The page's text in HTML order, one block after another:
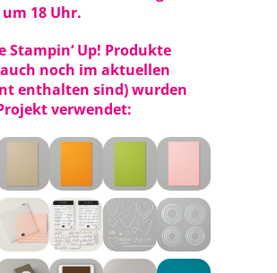
um 18 Uhr.
Stampin‘ Up! Produkte
noch im aktuellen
enthalten sind) wurden
verwendet: